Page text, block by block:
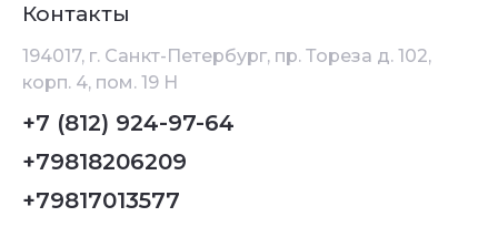
Контакты
194017, г. Санкт-Петербург, пр. Тореза д. 102,
корп. 4, пом. 19 Н
+7 (812) 924-97-64
+79818206209
+79817013577